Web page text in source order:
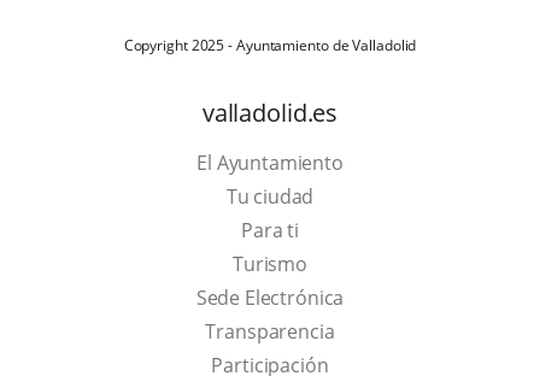
Copyright 2025 - Ayuntamiento de Valladolid
valladolid.es
El Ayuntamiento
Tu ciudad
Para ti
TurismoThis
link
will
open
Sede Electrónica
Transparencia
Participación